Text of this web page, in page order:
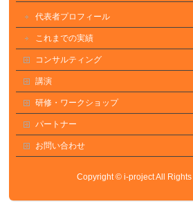
代表者プロフィール
これまでの実績
コンサルティング
講演
研修・ワークショップ
パートナー
お問い合わせ
Copyright ©i-projectAll